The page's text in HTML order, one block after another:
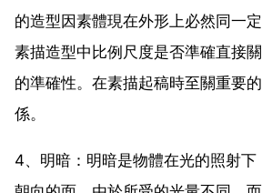
的造型因素體現在外形上必然同一
素描造型中比例尺度是否準確直接
的準確性。在素描起稿時至關重要
係。
4、明暗：明暗是物體在光的照射下